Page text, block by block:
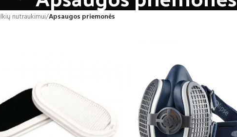
nutraukimui/Apsaugos priemonės